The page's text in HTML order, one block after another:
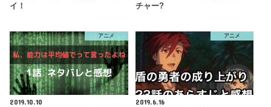
イ！
チャー?
アニメ
2019.10.10
アニメ
2019.6.16